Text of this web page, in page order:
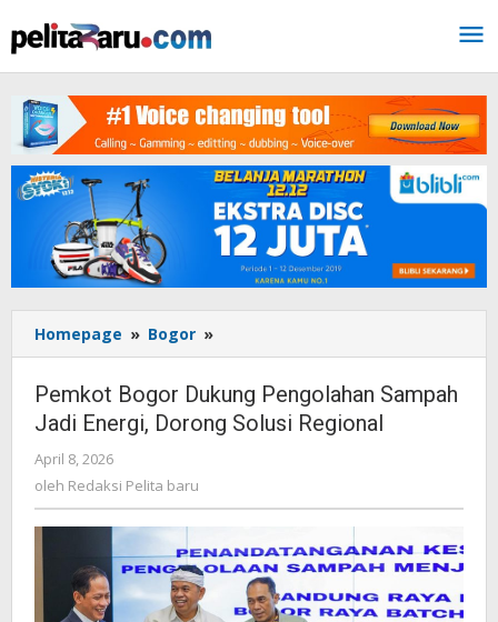
ke
konten
Homepage » Bogor »
Bogor
Dukung
Pengolahan
Sampah
Regional
Pemkot Bogor Dukung Pengolahan Sampah
Jadi Energi, Dorong Solusi Regional
April 8, 2026
Redaksi
baru
oleh Redaksi Pelita baru